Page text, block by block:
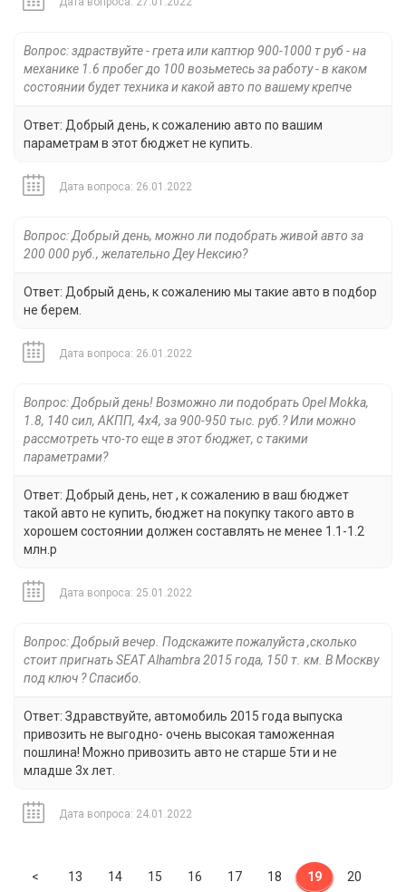
Вопрос: здраствуйте - грета или каптюр 900-1000 т руб - на
механике 1.6 пробег до 100 возьметесь за работу - в каком
состоянии будет техника и какой авто по вашему крепче
Ответ: Добрый день, к сожалению авто по вашим
параметрам в этот бюджет не купить.
Дата вопроса: 26.01.2022
Вопрос: Добрый день, можно ли подобрать живой авто за
200 000 руб., желательно Деу Нексию?
Ответ: Добрый день, к сожалению мы такие авто в подбор
не берем.
Дата вопроса: 26.01.2022
Вопрос: Добрый день! Возможно ли подобрать Opel Mokka,
1.8, 140 сил, АКПП, 4х4, за 900-950 тыс. руб.? Или можно
рассмотреть что-то еще в этот бюджет, с такими
параметрами?
Ответ: Добрый день, нет , к сожалению в ваш бюджет
такой авто не купить, бюджет на покупку такого авто в
хорошем состоянии должен составлять не менее 1.1-1.2
млн.р
Дата вопроса: 25.01.2022
Вопрос: Добрый вечер. Подскажите пожалуйста ,сколько
стоит пригнать SEAT Alhambra 2015 года, 150 т. км. В Москву
под ключ ? Спасибо.
Ответ: Здравствуйте, автомобиль 2015 года выпуска
привозить не выгодно- очень высокая таможенная
пошлина! Можно привозить авто не старше 5ти и не
младше 3х лет.
Дата вопроса: 24.01.2022
< Previous
13 14 15 16 17 18 19
20